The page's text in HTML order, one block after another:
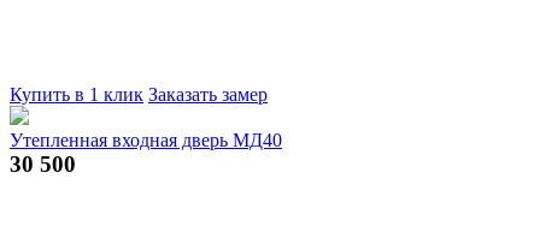
Купить в 1 клик Заказать замер
Утепленная входная дверь МД40
30 500